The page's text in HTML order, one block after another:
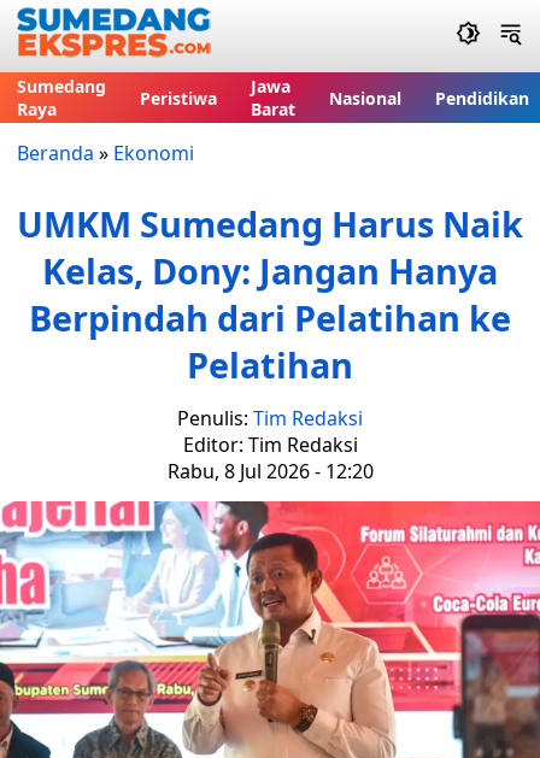
Sumedang
Raya
Peristiwa
Jawa
Barat
Nasional Pendidikan
Beranda » Ekonomi
UMKM Sumedang Harus Naik
Kelas, Dony: Jangan Hanya
Berpindah dari Pelatihan ke
Pelatihan
Penulis: Tim Redaksi
Editor: Tim Redaksi
Rabu, 8 Jul 2026 - 12:20